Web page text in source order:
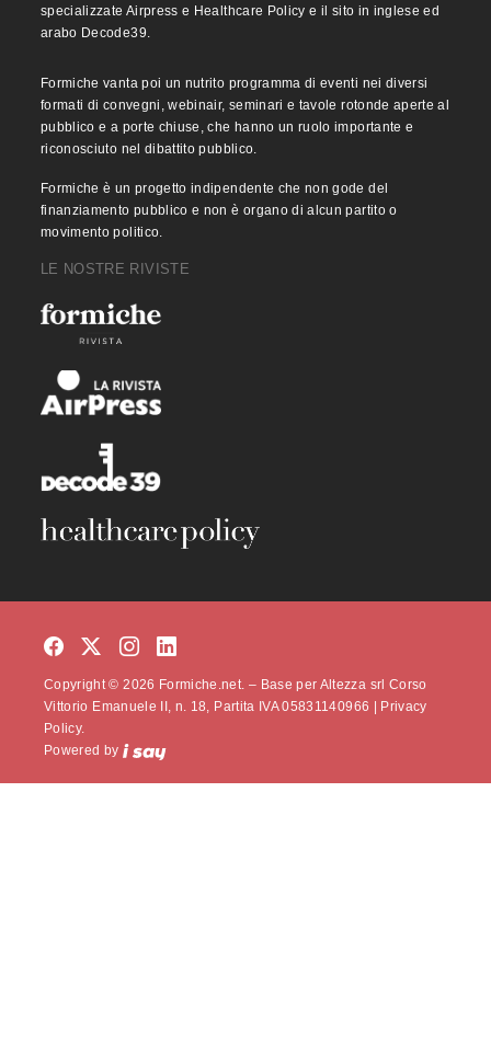
specializzate Airpress e Healthcare Policy e il sito in inglese ed
arabo Decode39.
Formiche vanta poi un nutrito programma di eventi nei diversi
formati di convegni, webinair, seminari e tavole rotonde aperte al
pubblico e a porte chiuse, che hanno un ruolo importante e
riconosciuto nel dibattito pubblico.
Formiche è un progetto indipendente che non gode del
finanziamento pubblico e non è organo di alcun partito o
movimento politico.
LE NOSTRE RIVISTE
Copyright © 2026 Formiche.net. – Base per Altezza srl Corso
Vittorio Emanuele II, n. 18, Partita IVA 05831140966 |
Privacy
Policy.
Powered by